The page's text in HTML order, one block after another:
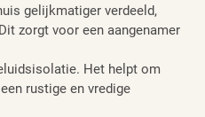
gelijkmatiger verdeeld,
zorgt voor een aangenamer
Het helpt om
rustige en vredige